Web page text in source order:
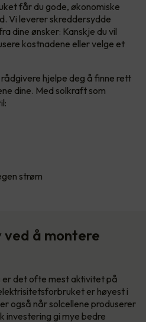
får du gode, økonomiske
Vi leverer skreddersydde
dine ønsker: Kanskje du vil
kostnadene eller velge et
hjelpe deg å finne rett
dine. Med solkraft som
strøm
å montere
det ofte mest aktivitet på
er høyest i
også når solcellene produserer
investering gi mye bedre